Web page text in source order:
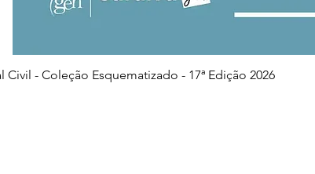
Visualização
Civil - Coleção Esquematizado - 17ª Edição 2026